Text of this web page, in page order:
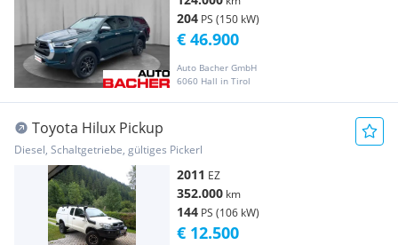
204 PS (150 kW)
Auto Bacher GmbH
6060 Hall in Tirol
€ 46.900
Toyota Hilux Pickup
Diesel, Schaltgetriebe, gültiges Pickerl
2011 EZ
352.000 km
144 PS (106 kW)
€ 12.500